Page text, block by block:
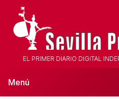
EL PRIMER DIARIO DIGITAL
Menú